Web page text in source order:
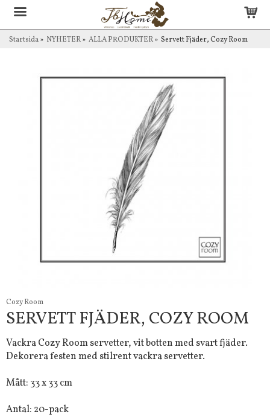
Startsida» NYHETER» ALLA PRODUKTER» Servett Fjäder, Cozy Room
Cozy Room
SERVETT FJÄDER, COZY ROOM
Vackra Cozy Room servetter, vit botten med svart fjäder.
Dekorera festen med stilrent vackra servetter.
Mått: 33 x 33 cm
Antal: 20-pack